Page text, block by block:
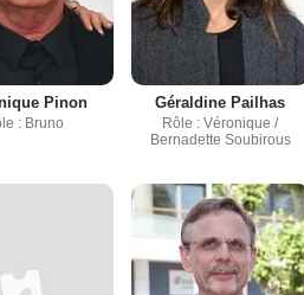
Pinon
: Bruno
Géraldine Pailhas
Rôle : Véronique /
Bernadette Soubirous